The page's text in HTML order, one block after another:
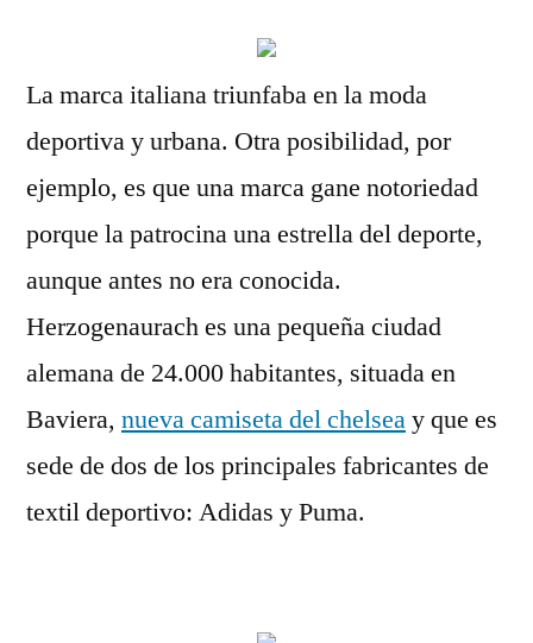
La marca italiana triunfaba en la moda
deportiva y urbana. Otra posibilidad, por
ejemplo, es que una marca gane notoriedad
porque la patrocina una estrella del deporte,
aunque antes no era conocida.
Herzogenaurach es una pequeña ciudad
alemana de 24.000 habitantes, situada en
Baviera, nueva camiseta del chelseay que es
sede de dos de los principales fabricantes de
textil deportivo: Adidas y Puma.